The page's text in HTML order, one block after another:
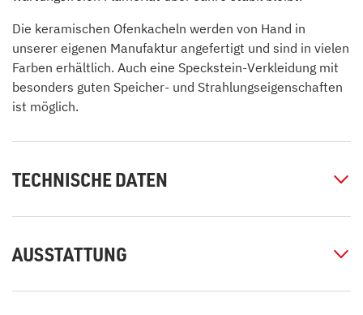
Die keramischen Ofenkacheln werden von Hand in
unserer eigenen Manufaktur angefertigt und sind in vielen
Farben erhältlich. Auch eine Speckstein-Verkleidung mit
besonders guten Speicher- und Strahlungseigenschaften
ist möglich.
TECHNISCHE DATEN
AUSSTATTUNG